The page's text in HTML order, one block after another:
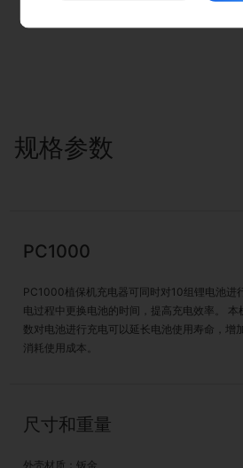
规格参数
PC1000
PC1000植保机充电器可同时对10组锂电池进
电过程中更换电池的时间，提高充电效率。
数对电池进行充电可以延长电池使用寿命，增
消耗使用成本。
尺寸和重量
外壳材质：钣金